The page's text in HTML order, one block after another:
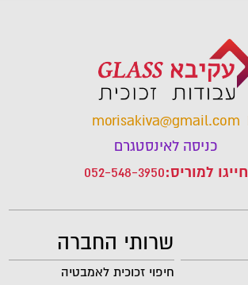
morisakiva@gmail.com
כניסה לאינסטגרם
חייגו למוריס:052-548-3950
שרותי החברה
חיפוי זכוכית לאמבטיה